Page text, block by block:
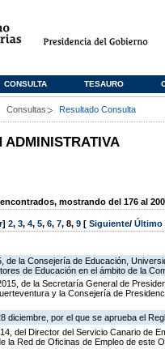
CONSULTA TESAURO
Consultas Resultado Consulta
ADMINISTRATIVA
mostrando del 176 al
] 2, 3, 4, 5, 6, 7, 8, 9 [ Siguiente/ Último
de la Consejería de Educación,
de Educación en el ámbito de la
de la Secretaría General de
y la Consejería de
diciembre, por el que se aprueba el
del Director del Servicio Canario de
la Red de Oficinas de Empleo de este